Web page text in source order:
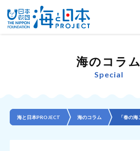
海のコラム
Special
海と日本PROJECT 海のコラム